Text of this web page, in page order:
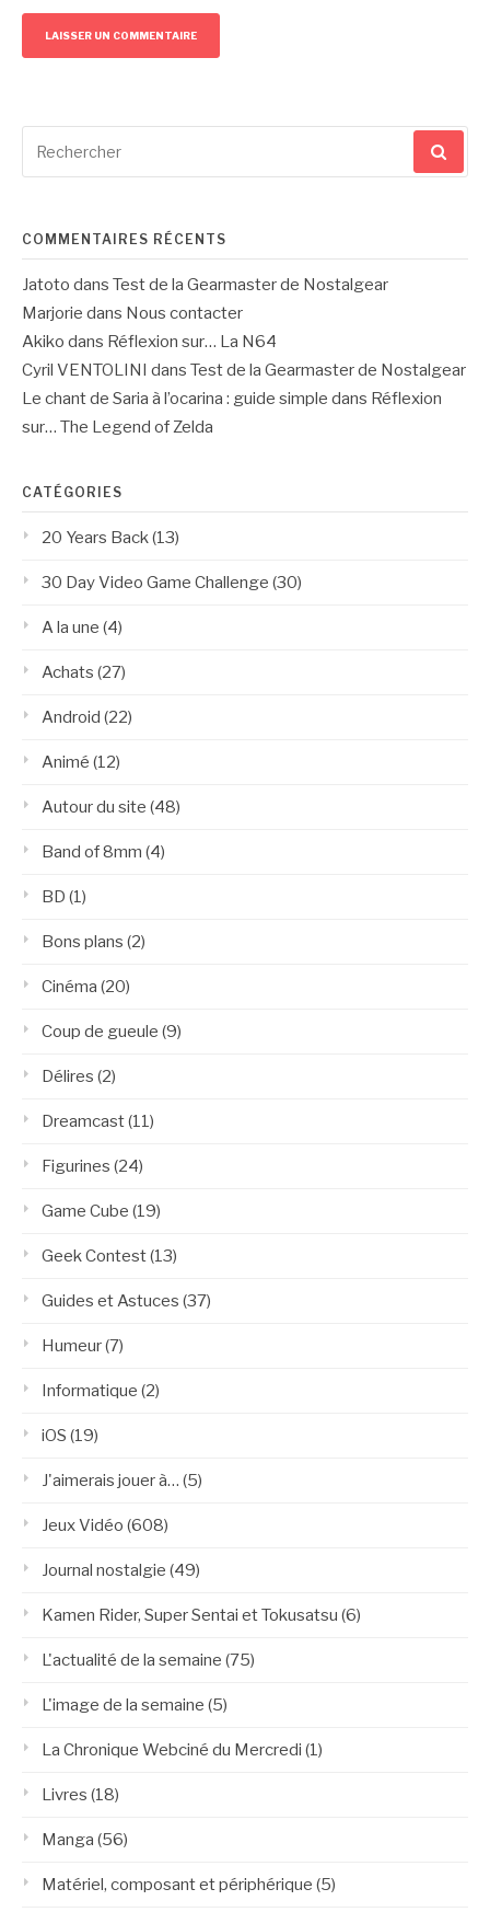
pour
COMMENTAIRES RÉCENTS
Jatoto dans Test de la Gearmaster de Nostalgear
Marjorie dans Nous contacter
Akiko dans Réflexion sur… La N64
Cyril VENTOLINI
dans Test de la Gearmaster de Nostalgear
Le chant de Saria à l’ocarina : guide simple dans Réflexion
sur… The Legend of Zelda
CATÉGORIES
20 Years Back(13)
30 Day Video Game Challenge (30)
A la une (4)
Achats (27)
Android (22)
Animé (12)
Autour du site (48)
Band of 8mm (4)
BD (1)
Bons plans (2)
Cinéma (20)
Coup de gueule (9)
Délires (2)
Dreamcast(11)
Figurines (24)
Game Cube (19)
Geek Contest(13)
Guides et Astuces (37)
Humeur(7)
Informatique (2)
iOS (19)
J'aimerais jouer à… (5)
Jeux Vidéo (608)
Journal nostalgie (49)
Kamen Rider, Super Sentai et Tokusatsu (6)
L'actualité de la semaine (75)
L'image de la semaine (5)
La Chronique Webciné du Mercredi (1)
Livres (18)
Manga (56)
Matériel, composant et périphérique (5)